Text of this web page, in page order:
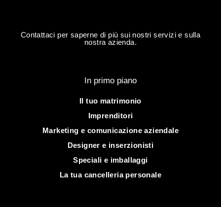
Contattaci per saperne di più sui nostri servizi e sulla
nostra azienda.
In primo piano
Il tuo matrimonio
Imprenditori
Marketing e comunicazione aziendale
Designer e inserzionisti
Speciali e imballaggi
La tua cancelleria personale